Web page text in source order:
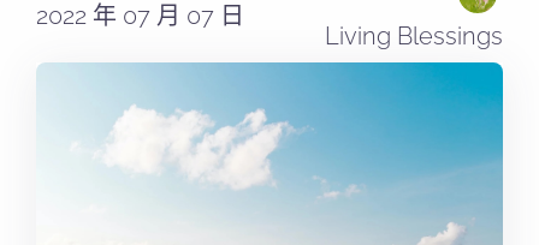
2022 年 07 月 07 日
Living Blessings